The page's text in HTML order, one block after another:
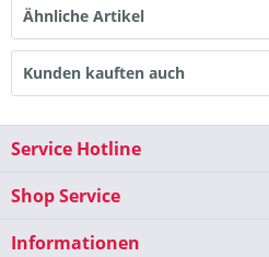
Ähnliche Artikel
Kunden kauften auch
Service Hotline
Shop Service
Informationen